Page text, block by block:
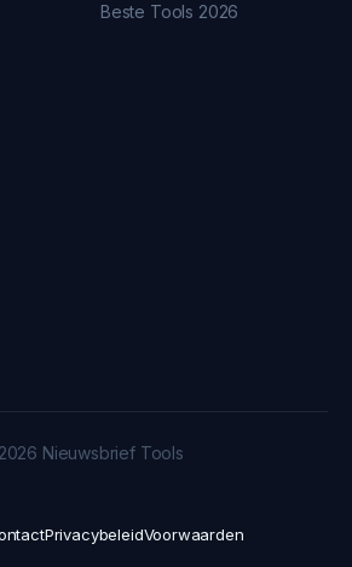
Beste Tools 2026
Nieuwsbrief Tools
PrivacybeleidVoorwaarden